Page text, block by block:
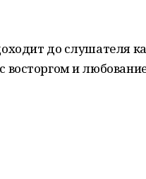
до слушателя
восторгом и